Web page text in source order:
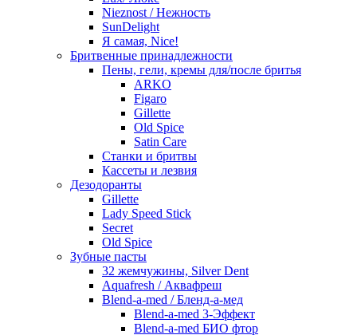
Nieznost / Нежность
SunDelight
Я самая, Nice!
Бритвенные принадлежности
Пены, гели, кремы для/после бритья
ARKO
Figaro
Gillette
Old Spice
Satin Care
Станки и бритвы
Кассеты и лезвия
Дезодоранты
Gillette
Lady Speed Stick
Secret
Old Spice
Зубные пасты
32 жемчужины, Silver Dent
Aquafresh / Аквафреш
Blend-a-med / Бленд-а-мед
Blend-a-med 3-Эффект
Blend-a-med БИО фтор